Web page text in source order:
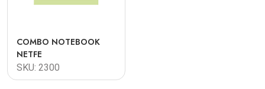
COMBO NOTEBOOK
NETFE
SKU: 2300